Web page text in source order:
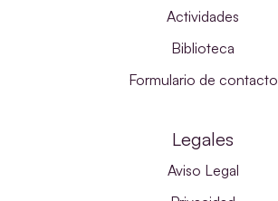
Actividades
Biblioteca
Formulario de contacto
Legales
Aviso Legal